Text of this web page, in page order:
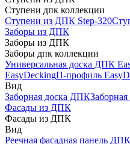
Ступени дпк коллекции
Ступени из ДПК Step-320
Заборы из ДПК
Заборы из ДПК
Заборы дпк коллекции
Универсальная доска ДПК
EasyDeckingП-профиль
Вид
Заборная доска ДПК
Фасады из ДПК
Фасады из ДПК
Вид
Реечная фасадная панель ДПК